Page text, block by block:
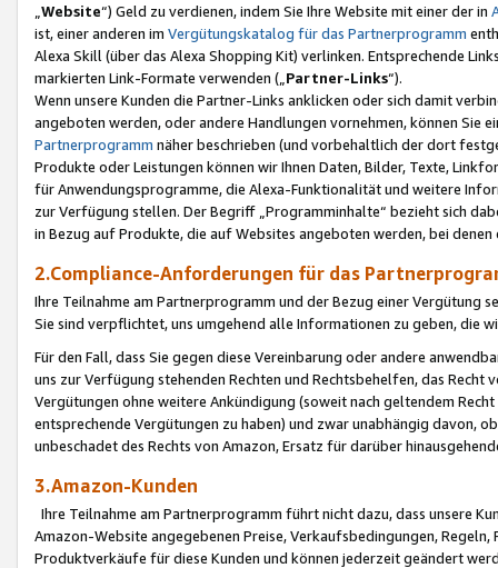
Website“) Geld zu verdienen, indem Sie Ihre Website mit einer der in
ist, einer anderen im Vergütungskatalog für das Partnerprogramm
Alexa Skill (über das Alexa Shopping Kit) verlinken. Entsprechende
markierten Link-Formate verwenden („ Partner-Links“).
Wenn unsere Kunden die Partner-Links anklicken oder sich damit
angeboten werden, oder andere Handlungen vornehmen, können Sie
Partnerprogramm näher beschrieben (und vorbehaltlich der dort
Produkte oder Leistungen können wir Ihnen Daten, Bilder, Texte,
für Anwendungsprogramme, die Alexa-Funktionalität und weitere
zur Verfügung stellen. Der Begriff „Programminhalte“ bezieht sich
in Bezug auf Produkte, die auf Websites angeboten werden, bei
2.Compliance-Anforderungen für das
Ihre Teilnahme am Partnerprogramm und der Bezug einer Vergütung
Sie sind verpflichtet, uns umgehend alle Informationen zu geben, die
Für den Fall, dass Sie gegen diese Vereinbarung oder andere
uns zur Verfügung stehenden Rechten und Rechtsbehelfen, das
Vergütungen ohne weitere Ankündigung (soweit nach geltendem
entsprechende Vergütungen zu haben) und zwar unabhängig davon,
unbeschadet des Rechts von Amazon, Ersatz für darüber
3.Amazon-Kunden
Ihre Teilnahme am Partnerprogramm führt nicht dazu, dass unsere
Amazon-Website angegebenen Preise, Verkaufsbedingungen,
Produktverkäufe für diese Kunden und können jederzeit geändert